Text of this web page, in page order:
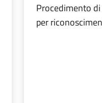
Procedimento
per